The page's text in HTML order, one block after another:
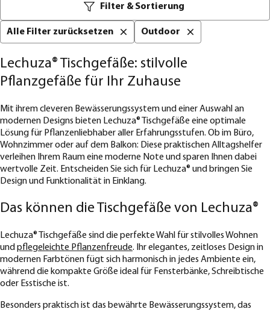
Filter & Sortierung
Alle Filter zurücksetzen Outdoor
Lechuza® Tischgefäße: stilvolle
Pflanzgefäße für Ihr Zuhause
Mit ihrem cleveren Bewässerungssystem und einer Auswahl an
modernen Designs bieten Lechuza® Tischgefäße eine optimale
Lösung für Pflanzenliebhaber aller Erfahrungsstufen. Ob im Büro,
Wohnzimmer oder auf dem Balkon: Diese praktischen Alltagshelfer
verleihen Ihrem Raum eine moderne Note und sparen Ihnen dabei
wertvolle Zeit. Entscheiden Sie sich für Lechuza® und bringen Sie
Design und Funktionalität in Einklang.
Das können die Tischgefäße von Lechuza®
Lechuza® Tischgefäße sind die perfekte Wahl für stilvolles Wohnen
und pflegeleichte Pflanzenfreude. Ihr elegantes, zeitloses Design in
modernen Farbtönen fügt sich harmonisch in jedes Ambiente ein,
während die kompakte Größe ideal für Fensterbänke, Schreibtische
oder Esstische ist.
Besonders praktisch ist das bewährte Bewässerungssystem, das